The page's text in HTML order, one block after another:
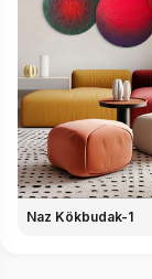
Naz Kökbudak-1